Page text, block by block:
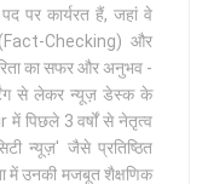
पर कार्यरत हैं, जहां वे
(Fact-Checking) और
का सफर और अनुभव -
से लेकर न्यूज़ डेस्क के
पिछले 3 वर्षों से नेतृत्व
न्यूज़' जैसे प्रतिष्ठित
में उनकी मजबूत शैक्षणिक